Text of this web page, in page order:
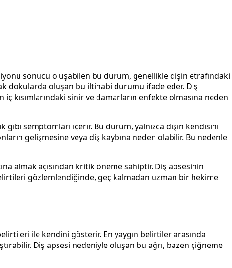
sonucu oluşabilen bu durum, genellikle dişin etrafındaki
dokularda oluşan bu iltihabi durumu ifade eder. Diş
kısımlarındaki sinir ve damarların enfekte olmasına neden
gibi semptomları içerir. Bu durum, yalnızca dişin kendisini
gelişmesine veya diş kaybına neden olabilir. Bu nedenle
almak açısından kritik öneme sahiptir. Diş apsesinin
gözlemlendiğinde, geç kalmadan uzman bir hekime
ile kendini gösterir. En yaygın belirtiler arasında
Diş apsesi nedeniyle oluşan bu ağrı, bazen çiğneme